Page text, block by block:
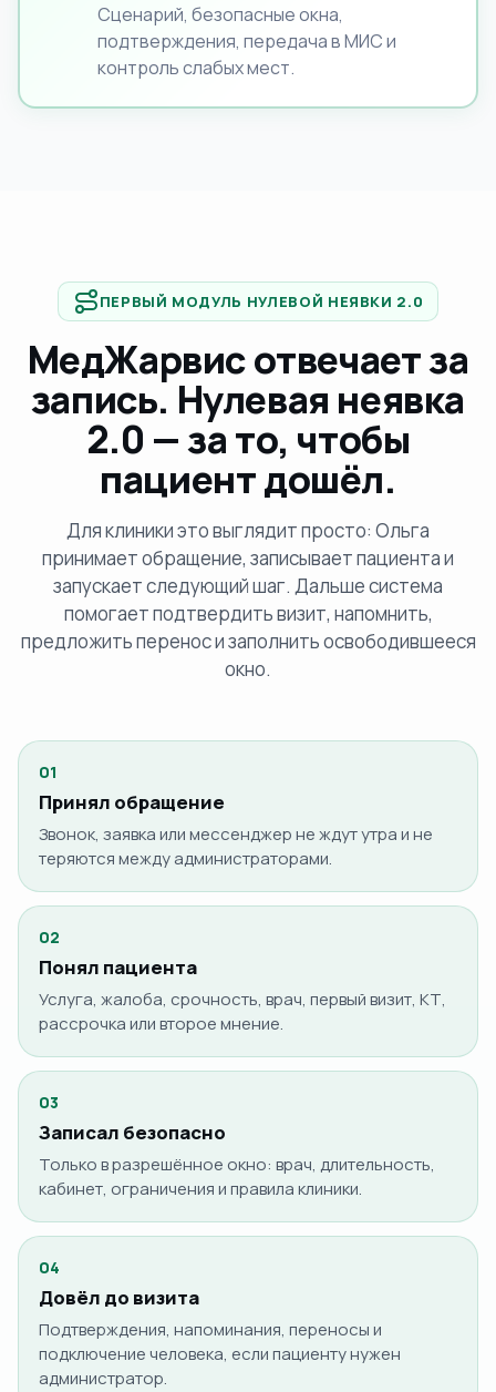
Сценарий, безопасные окна,
подтверждения, передача в МИС и
контроль слабых мест.
ПЕРВЫЙ МОДУЛЬ НУЛЕВОЙ НЕЯВКИ 2.0
МедЖарвис отвечает за
запись. Нулевая неявка
2.0 — за то, чтобы
пациент дошёл.
Для клиники это выглядит просто: Ольга
принимает обращение, записывает пациента и
запускает следующий шаг. Дальше система
помогает подтвердить визит, напомнить,
предложить перенос и заполнить освободившееся
окно.
01
Принял обращение
Звонок, заявка или мессенджер не ждут утра и не
теряются между администраторами.
02
Понял пациента
Услуга, жалоба, срочность, врач, первый визит, КТ,
рассрочка или второе мнение.
03
Записал безопасно
Только в разрешённое окно: врач, длительность,
кабинет, ограничения и правила клиники.
04
Довёл до визита
Подтверждения, напоминания, переносы и
подключение человека, если пациенту нужен
администратор.